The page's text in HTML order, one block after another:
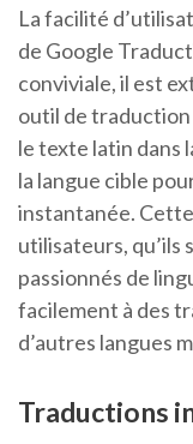
La facilité
de Google
conviviale, il est
outil de
le texte latin dans
la langue cible
instantanée.
utilisateurs, qu’ils
passionnés de
facilement à des
d’autres langues
Traductions